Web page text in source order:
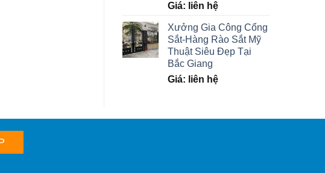
Giá: liên hệ
Xưởng Gia Công Cổng
Sắt-Hàng Rào Sắt Mỹ
Thuật Siêu Đẹp Tại
Bắc Giang
Giá: liên hệ